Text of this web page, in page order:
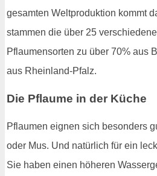
gesamten Weltproduktion kommt
stammen die über 25
Pflaumensorten zu über 70% aus
aus Rheinland-Pfalz.
Die Pflaume in der Küche
Pflaumen eignen sich besonders
oder Mus. Und natürlich für ein
Sie haben einen höheren